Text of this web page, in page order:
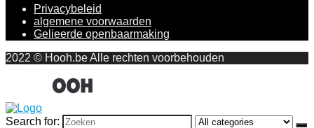
Privacybeleid
algemene voorwaarden
Gelieerde openbaarmaking
2022 © Hooh.be Alle rechten voorbehouden
Search for: